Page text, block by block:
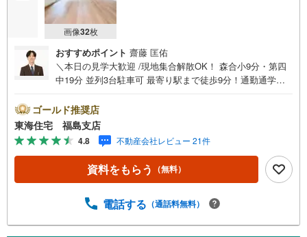
画像32枚
おすすめポイント 齋藤 匡佑
＼本日の見学大歓迎 /現地集合解散OK！ 森合小9分・第四
中19分 並列3台駐車可 最寄り駅まで徒歩9分！通勤通学に
ご成約キャンペーン実施中！】ご見学でAmazonギフト400
0円分、ご成約でPayPay最大20万円分プレゼント！【東海
住宅って？】福島市に事務所を開設して30年！豊富な物件
情報でお客様をお迎えします。【ローン相談無料！】「住
宅ローン通るかな？」そんな不安もご相談ください。無料
審査代行・秘密厳守、無理な営業はいたしません。＼ライ
に考えます。【赤ちゃん・お子様大歓迎 】キッズスペー
ご家族でお気軽にご来店ください！
ゴールド推奨店
東海住宅 福島支店
4.8 不動産会社レビュー 21件
資料をもらう （無料）
電話する （通話料無料）